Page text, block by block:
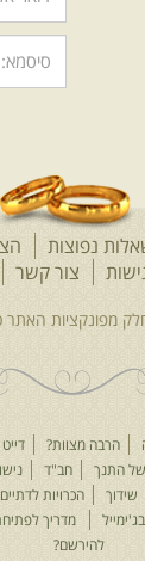
נפוצות
צור קשר
הרבה מצוות? דייט
של התנך
חב"ד
שידוך הכרויות לדתיים
מדריך
להירשם?